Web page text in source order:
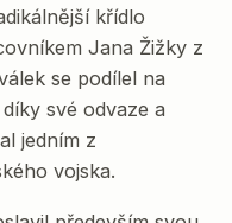
křídlo
Jana Žižky z
se podílel na
své odvaze a
jedním z
vojska.